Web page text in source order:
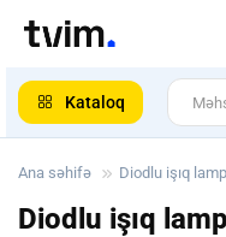
Kataloq
Ana səhifə Diodlu işıq
Diodlu işıq